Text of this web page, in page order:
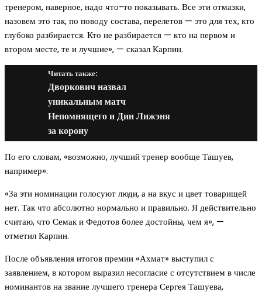
тренером, наверное, надо что-то показывать. Все эти отмазки,
назовем это так, по поводу состава, перелетов — это для тех, кто
глубоко разбирается. Кто не разбирается — кто на первом и
втором месте, те и лучшие», — сказал Карпин.
Читать также:
Дворкович назвал
уникальным матч
Непомнящего и Дин Лижэня
за корону
По его словам, «возможно, лучший тренер вообще Ташуев,
например».
«За эти номинации голосуют люди, а на вкус и цвет товарищей
нет. Так что абсолютно нормально и правильно. Я действительно
считаю, что Семак и Федотов более достойны, чем я», —
отметил Карпин.
После объявления итогов премии «Ахмат» выступил с
заявлением, в котором выразил несогласие с отсутствием в числе
номинантов на звание лучшего тренера Сергея Ташуева,